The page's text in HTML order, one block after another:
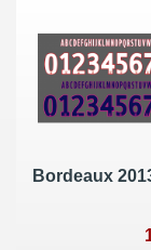
Bordeaux